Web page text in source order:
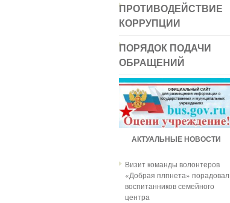
ПРОТИВОДЕЙСТВИЕ
КОРРУПЦИИ
ПОРЯДОК ПОДАЧИ
ОБРАЩЕНИЙ
АКТУАЛЬНЫЕ НОВОСТИ
Визит команды волонтеров
«Добрая плпнета» порадовал
воспитанников семейного
центра